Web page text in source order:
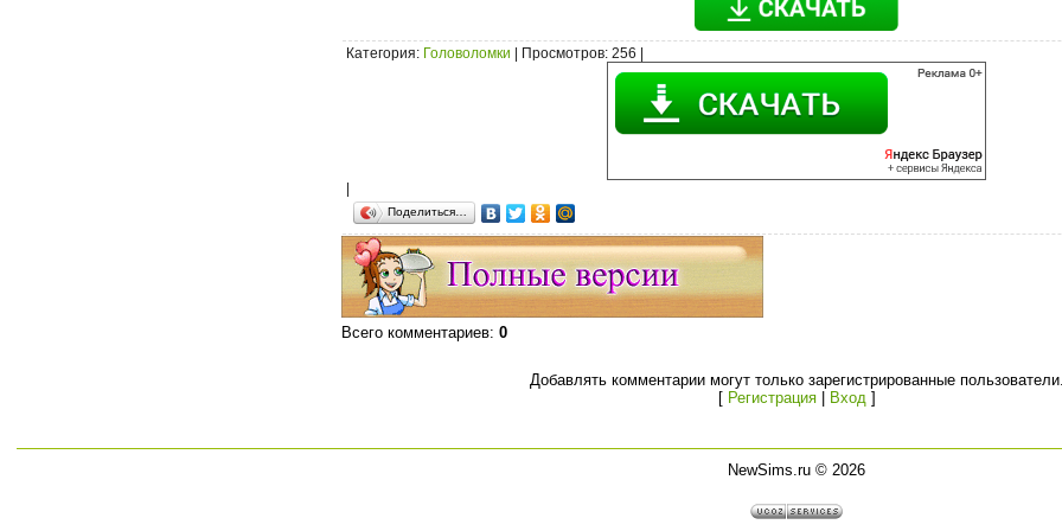
Категория: Головоломки Просмотров: 256 |
Поделиться…
Всего комментариев: 0
Добавлять комментарии могут только зарегистрированные
[ Регистрация| Вход]
NewSims.ru © 2026